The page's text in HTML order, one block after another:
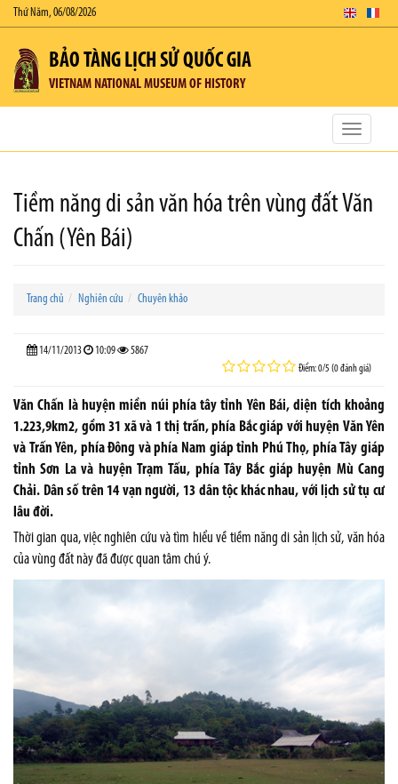
Thứ Năm, 06/08/2026
BẢO TÀNG LỊCH SỬ QUỐC GIA
VIETNAM NATIONAL MUSEUM OF HISTORY
Toggle
Tiềm năng di sản văn hóa trên vùng đất Văn
Chấn (Yên Bái)
Trang chủ Nghiên cứu Chuyên khảo
14/11/2013 10:09 5867
Điểm: 0/5 (0 đánh giá)
Văn Chấn là huyện miền núi phía tây tỉnh Yên Bái, diện tích khoảng
1.223,9km2, gồm 31 xã và 1 thị trấn, phía Bắc giáp với huyện Văn Yên
và Trấn Yên, phía Đông và phía Nam giáp tỉnh Phú Thọ, phía Tây giáp
tỉnh Sơn La và huyện Trạm Tấu, phía Tây Bắc giáp huyện Mù Cang
Chải. Dân số trên 14 vạn người, 13 dân tộc khác nhau, với lịch sử tụ cư
lâu đời.
Thời gian qua, việc nghiên cứu và tìm hiểu về tiềm năng di sản lịch sử, văn hóa
của vùng đất này đã được quan tâm chú ý.